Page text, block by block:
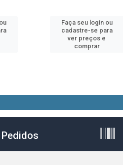
Faça seu login ou
cadastre-se para
ver preços e
comprar